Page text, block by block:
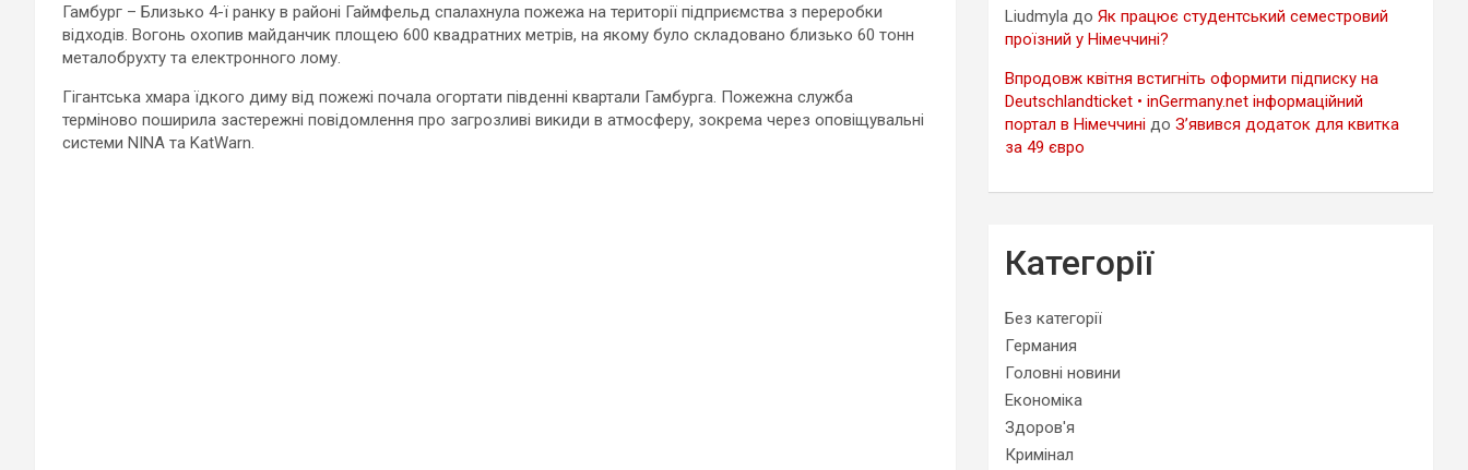
Гамбург – Близько 4-ї ранку в районі Гаймфельд спалахнула пожежа на території підприємства з переробки
відходів. Вогонь охопив майданчик площею 600 квадратних метрів, на якому було складовано близько 60 тонн
металобрухту та електронного лому.
Гігантська хмара їдкого диму від пожежі почала огортати південні квартали Гамбурга. Пожежна служба
терміново поширила застережні повідомлення про загрозливі викиди в атмосферу, зокрема через оповіщувальні
системи NINA та KatWarn.
Liudmyla доЯк працює студентський семестровий
проїзний у Німеччині?
Впродовж квітня встигніть оформити підписку на
Deutschlandticket • inGermany.net інформаційний
портал в Німеччині доЗ’явився додаток для квитка
за 49 євро
Категорії
Без категорії
Германия
Головні новини
Економіка
Здоров'я
Кримінал